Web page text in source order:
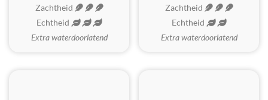
Zachtheid
Echtheid
Extra waterdoorlatend
Zachtheid
Echtheid
Extra waterdoorlatend